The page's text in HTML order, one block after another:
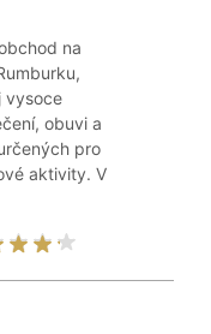
na
vysoce
obuvi a
pro
aktivity. V